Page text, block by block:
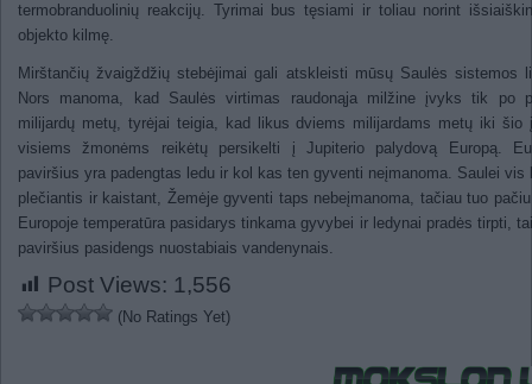
termobranduolinių reakcijų. Tyrimai bus tęsiami ir toliau norint
objekto kilmę.
Mirštančių žvaigždžių stebėjimai gali atskleisti mūsų Saulės sistemos
Nors manoma, kad Saulės virtimas raudonąja milžine įvyks tik po
milijardų metų, tyrėjai teigia, kad likus dviems milijardams metų iki šio
visiems žmonėms reikėtų persikelti į Jupiterio palydovą Europą.
paviršius yra padengtas ledu ir kol kas ten gyventi neįmanoma. Saulei vis
plečiantis ir kaistant, Žemėje gyventi taps nebeįmanoma, tačiau tuo
Europoje temperatūra pasidarys tinkama gyvybei ir ledynai pradės tirpti,
paviršius pasidengs nuostabiais vandenynais.
Post Views: 1,556
(No Ratings Yet)